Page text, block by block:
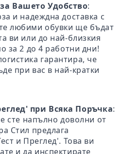
Вашето Удобство:
и надеждна доставка с
любими обувки ще бъдат
ви или до най-близкия
за 2 до 4 работни дни!
гарантира, че
при вас в най-кратки
при Всяка Поръчка:
сте напълно доволни от
Стил предлага
и Преглед'. Това ви
и да инспектирате